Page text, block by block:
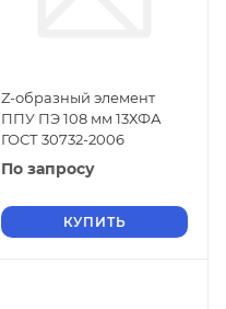
Z-образный элемент
ППУ ПЭ 108 мм 13ХФА
ГОСТ 30732-2006
По запросу
КУПИТЬ